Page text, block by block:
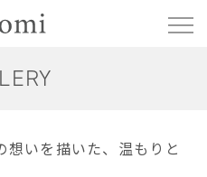
想いを描いた、温もりと